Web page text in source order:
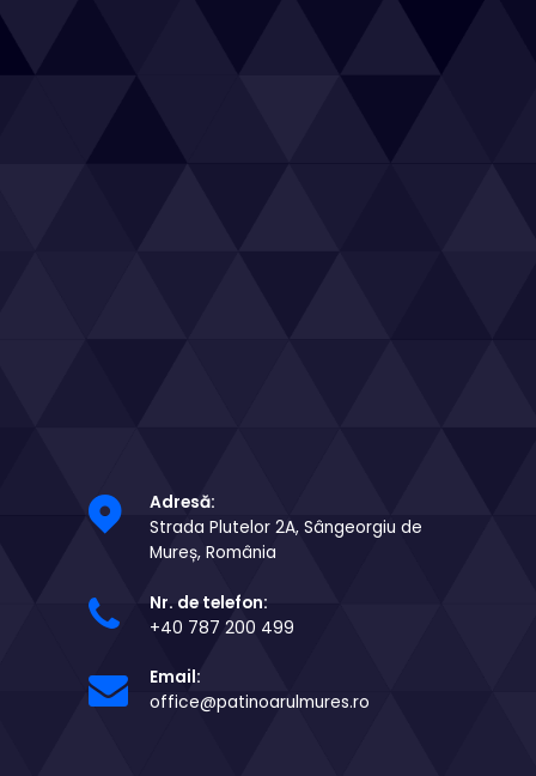
Adresă:
Strada Plutelor 2A, Sângeorgiu de
Mureș, România
Nr. de telefon:
+40 787 200 499
Email:
office@patinoarulmures.ro